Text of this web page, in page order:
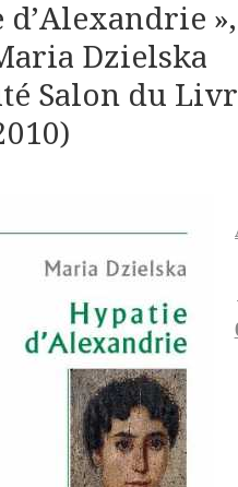
d’Alexandrie »,
Dzielska
Salon du